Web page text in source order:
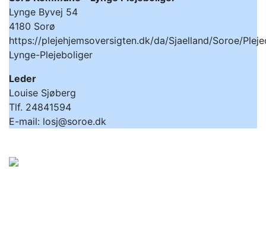
Lynge Byvej 54
4180 Sorø
https://plejehjemsoversigten.dk/da/Sjaelland/Soroe/
Lynge-Plejeboliger
Leder
Louise Sjøberg
Tlf. 24841594
E-mail: losj@soroe.dk